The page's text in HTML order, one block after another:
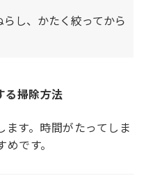
し、かたく絞ってから
る掃除方法
す。時間がたってしま
です。